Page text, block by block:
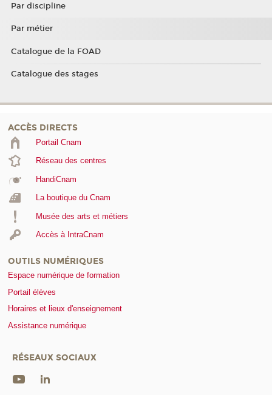
Par discipline
Par métier
Catalogue de la FOAD
Catalogue des stages
ACCÈS DIRECTS
Portail Cnam
Réseau des centres
HandiCnam
La boutique du Cnam
Musée des arts et métiers
Accès à IntraCnam
OUTILS NUMÉRIQUES
Espace numérique de formation
Portail élèves
Horaires et lieux d'enseignement
Assistance numérique
RÉSEAUX SOCIAUX